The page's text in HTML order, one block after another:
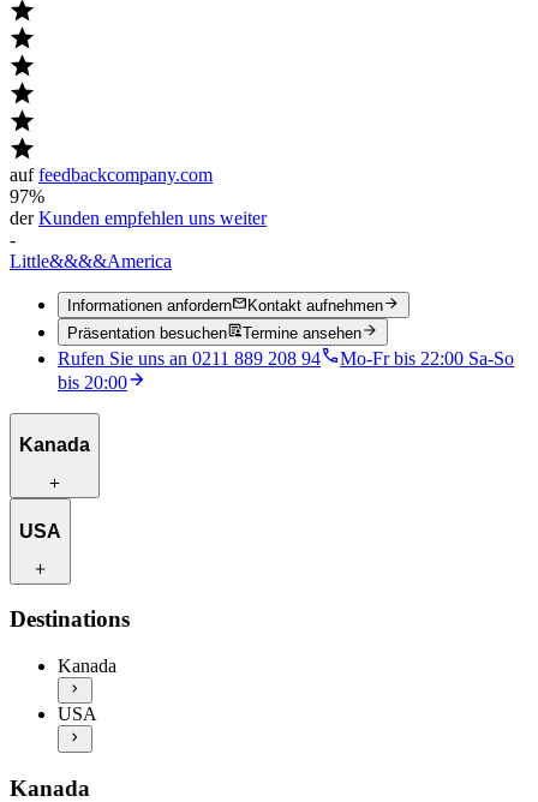
auffeedbackcompany.com
97%
derKunden empfehlen uns weiter
-
Little&&&&America
Informationen anfordern
Kontakt aufnehmen
Präsentation besuchen
Termine ansehen
Rufen Sie uns an 0211 889 208 94
Mo-Fr bis 22:00 Sa-So
bis 20:00
Kanada
Reiserouten zur Inspiration
Kanada entdecken
Beste Reisezeit
Flüge und Zwischenstopps
Autofahren in Kanada
Praktische Informationen
Mehr Info & Inspiration
USA
Reiserouten zur Inspiration
Einzigartige Aktivitäten
USA entdecken
Beste Reisezeit
Flüge und Zwischenstopps
Praktische Informationen
Destinations
Kanada
USA
Kanada